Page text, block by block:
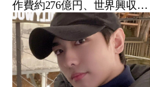
作費約276億円、世界興収
584億円のSF大作『オール・
ユー・ニード・イズ・キ
ル』がついに配信